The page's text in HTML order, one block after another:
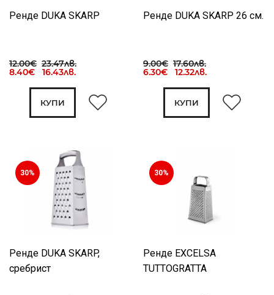
Ренде DUKA SKARP
12.00€ 23.47лв.
8.40€ 16.43лв.
КУПИ
Ренде DUKA SKARP 26 см.
9.00€ 17.60лв.
6.30€ 12.32лв.
КУПИ
30%
Ренде DUKA SKARP,
сребрист
30%
Ренде EXCELSA
TUTTOGRATTA